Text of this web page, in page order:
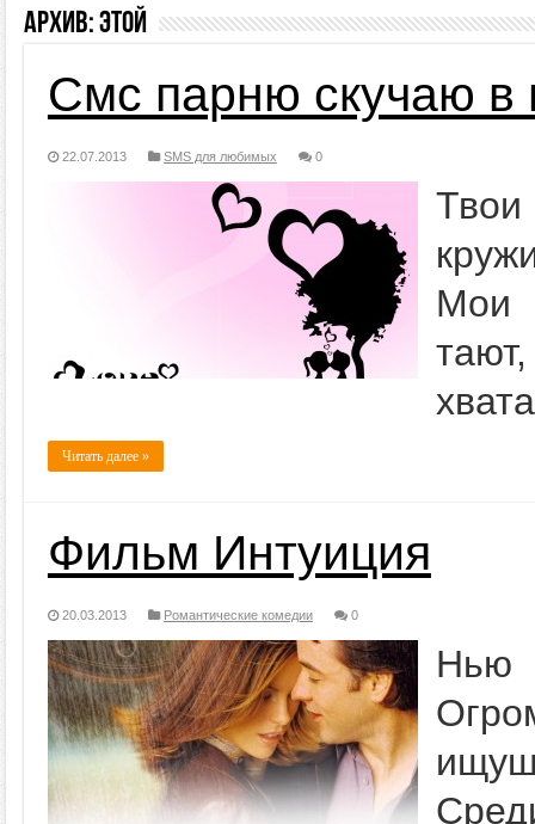
Архив:этой
Смс парню скучаю в
22.07.2013 SMS для любимых 0
Твои
Мои
Читать далее »
Фильм Интуиция
20.03.2013 Романтические комедии 0